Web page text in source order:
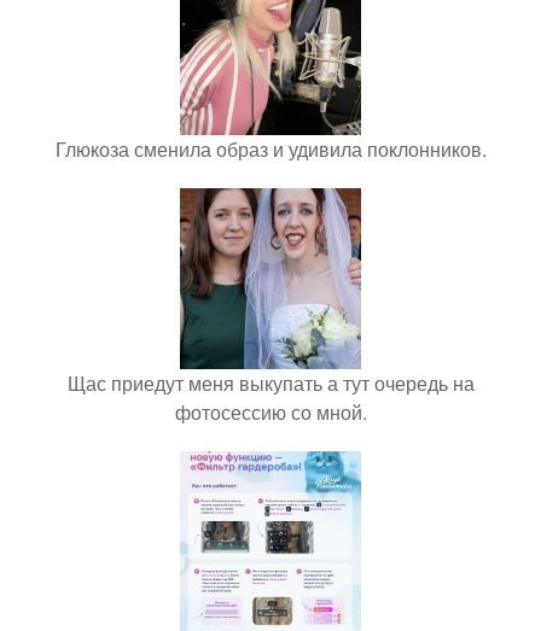
Глюкоза сменила образ и удивила поклонников.
Щас приедут меня выкупать а тут очередь на
фотосессию со мной.